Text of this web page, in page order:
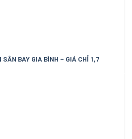
SÂN BAY GIA BÌNH – GIÁ CHỈ 1,7